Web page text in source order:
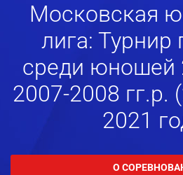
Московская
лига: Турнир
среди юношей
2007-2008 гг.р.
2021
О